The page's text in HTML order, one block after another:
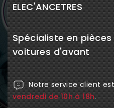
ELEC'ANCETRES
Spécialiste en
voitures d'avant
Notre service client
vendredi de 10h à 18h.